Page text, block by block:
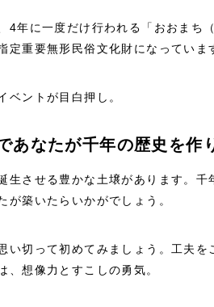
4年に一度だけ行われる「おおまち
定重要無形民俗文化財になっていま
ベントが目白押し。
あなたが千年の歴史を作
生させる豊かな土壌があります。
が築いたらいかがでしょう。
い切って初めてみましょう。工夫
、想像力とすこしの勇気。